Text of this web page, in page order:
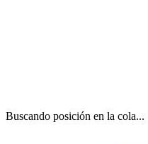
Buscando posición en la cola...